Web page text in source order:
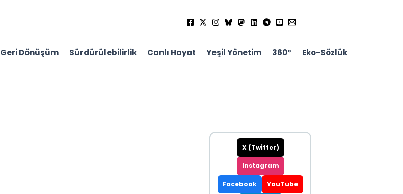
Geri Dönüşüm Sürdürülebilirlik Canlı Hayat Yeşil Yönetim 360° Eko-Sözlük
X (Twitter)
Instagram
Facebook YouTube